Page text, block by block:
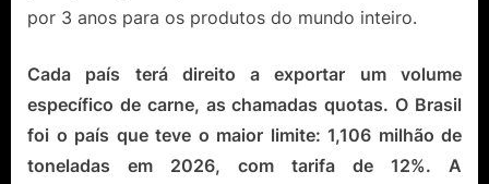
por 3 anos para os produtos do mundo inteiro.
Cada país terá direito a exportar um volume
específico de carne, as chamadas quotas. O Brasil
foi o país que teve o maior limite: 1,106 milhão de
toneladas em 2026, com tarifa de 12%. A